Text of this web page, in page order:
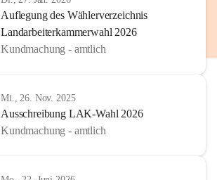
Auflegung des Wählerverzeichnis
Landarbeiterkammerwahl 2026
Kundmachung - amtlich
Mi., 26. Nov. 2025
Ausschreibung LAK-Wahl 2026
Kundmachung - amtlich